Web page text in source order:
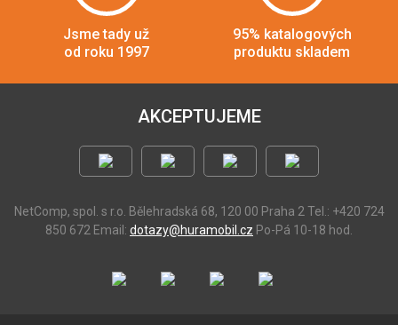
Jsme tady už
od roku 1997
95% katalogových
produktu skladem
AKCEPTUJEME
NetComp, spol. s r.o. Bělehradská 68, 120 00 Praha 2 Tel.: +420 724
850 672 Email: dotazy@huramobil.cz Po-Pá 10-18 hod.